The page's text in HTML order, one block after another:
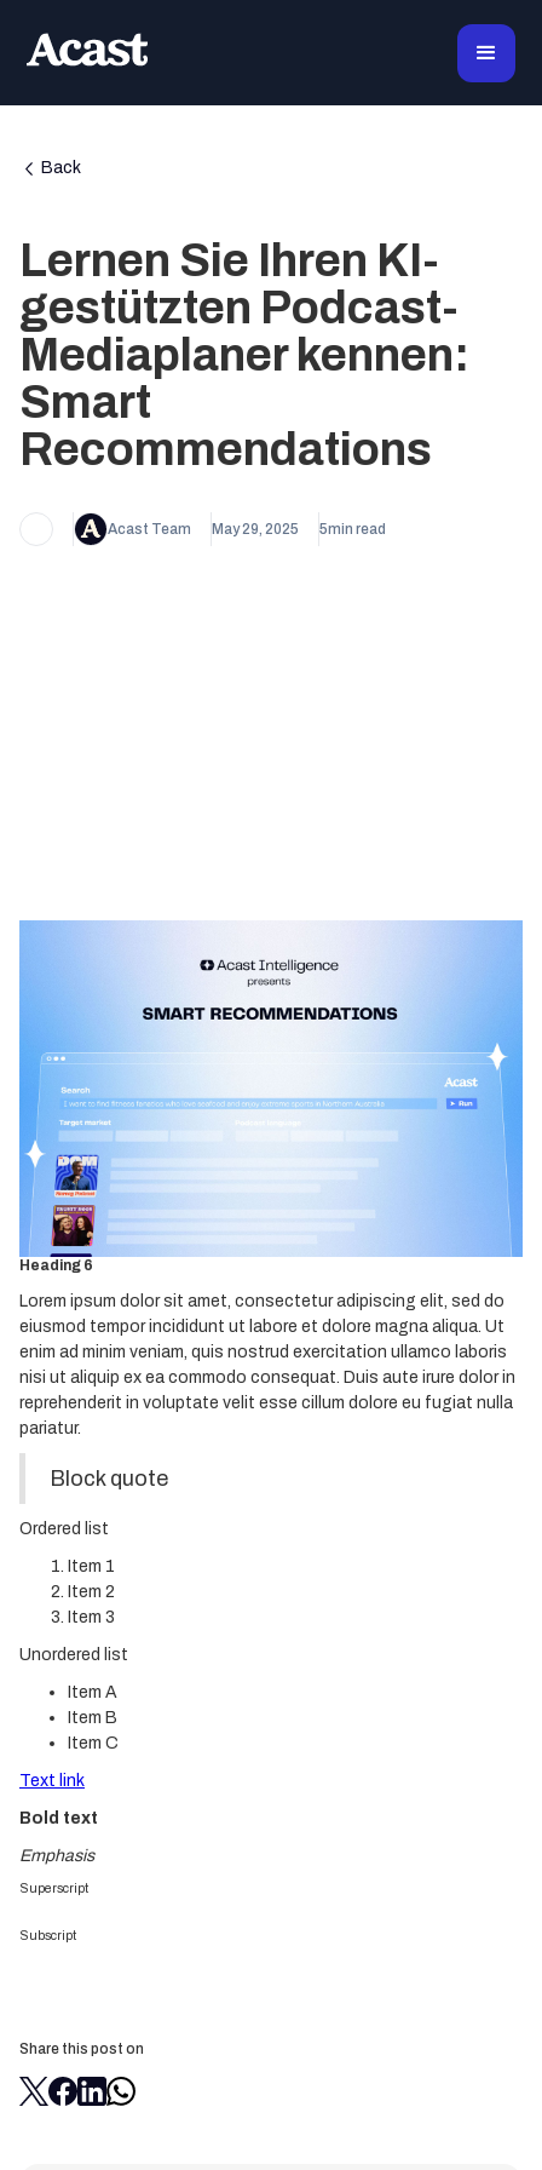
Back
Lernen Sie Ihren KI-
gestützten Podcast-
Mediaplaner kennen:
Smart
Recommendations
Acast Team May 29, 2025 5min read
Heading 1
Heading 2
Heading 3
Heading 4
Heading 5
Heading 6
Lorem ipsum dolor sit amet, consectetur adipiscing elit, sed do
eiusmod tempor incididunt ut labore et dolore magna aliqua. Ut
enim ad minim veniam, quis nostrud exercitation ullamco laboris
nisi ut aliquip ex ea commodo consequat. Duis aute irure dolor in
reprehenderit in voluptate velit esse cillum dolore eu fugiat nulla
pariatur.
Block quote
Ordered list
Item 1
Item 2
Item 3
Unordered list
Item A
Item B
Item C
Text link
Bold text
Emphasis
Superscript
Subscript
Share this post on